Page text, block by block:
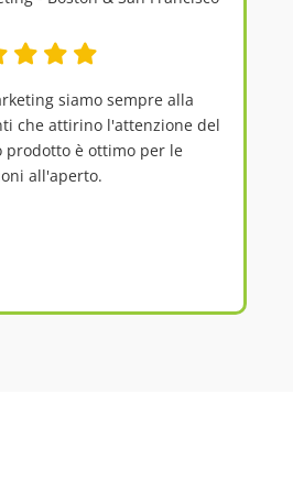
siamo sempre alla
che attirino l'attenzione del
prodotto è ottimo per le
all'aperto.